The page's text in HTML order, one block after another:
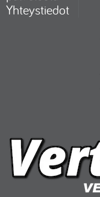
Yhteystiedot